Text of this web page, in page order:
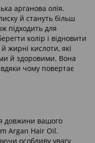
арганова олія.
й стануть більш
підходить для
колір і відновити
жирні кислоти, які
й здоровими. Вона
чому повертає
довжини вашого
Argan Hair Oil.
особливу увагу